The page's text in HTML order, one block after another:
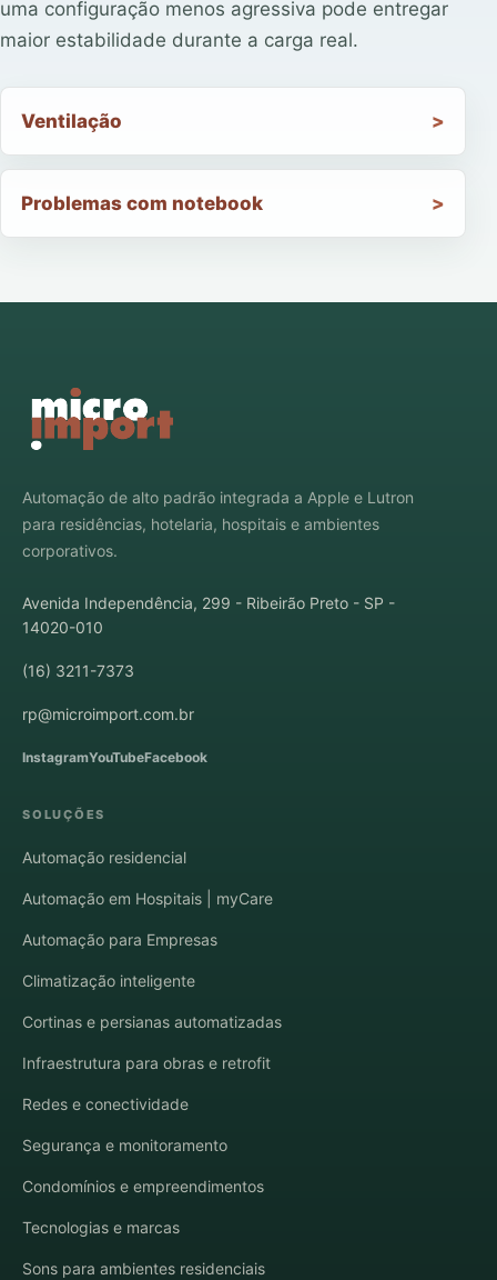
uma configuração menos agressiva pode entregar
maior estabilidade durante a carga real.
Ventilação
Problemas com notebook
Automação de alto padrão integrada a Apple e Lutron
para residências, hotelaria, hospitais e ambientes
corporativos.
Avenida Independência, 299 - Ribeirão Preto - SP -
14020-010
(16) 3211-7373
rp@microimport.com.br
InstagramYouTubeFacebook
SOLUÇÕES
Automação residencial
Automação em Hospitais | myCare
Automação para Empresas
Climatização inteligente
Cortinas e persianas automatizadas
Infraestrutura para obras e retrofit
Redes e conectividade
Segurança e monitoramento
Condomínios e empreendimentos
Tecnologias e marcas
Sons para ambientes residenciais